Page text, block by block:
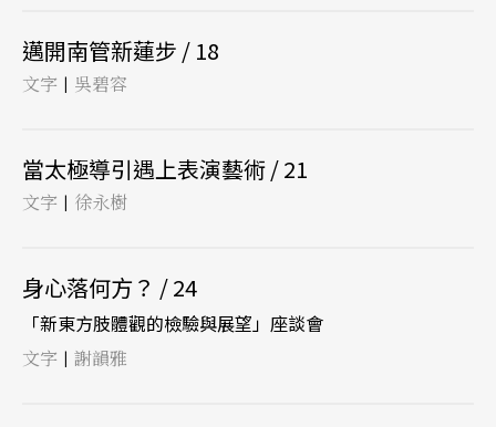
邁開南管新蓮步 / 18
文字 | 吳碧容
當太極導引遇上表演藝術 / 21
文字 | 徐永樹
身心落何方？ / 24
「新東方肢體觀的檢驗與展望」座談會
文字 | 謝韻雅